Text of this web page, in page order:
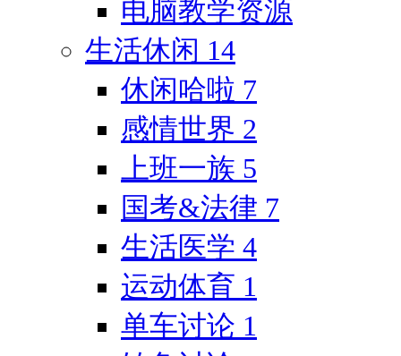
电脑教学资源
生活休闲 14
休闲哈啦 7
感情世界 2
上班一族 5
国考&法律 7
生活医学 4
运动体育 1
单车讨论 1